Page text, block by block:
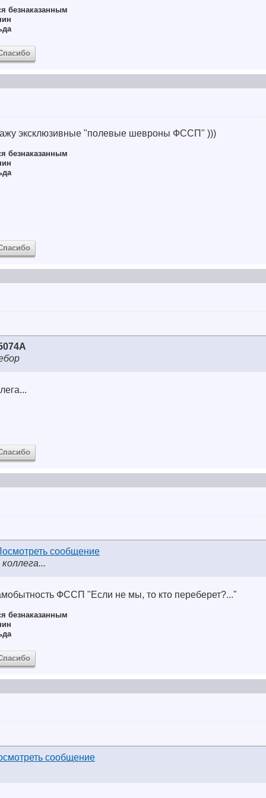
безнаказанным
эксклюзивные "полевые шевроны ФССП" )))
безнаказанным
ФССП "Если не мы, то кто переберет?..."
безнаказанным